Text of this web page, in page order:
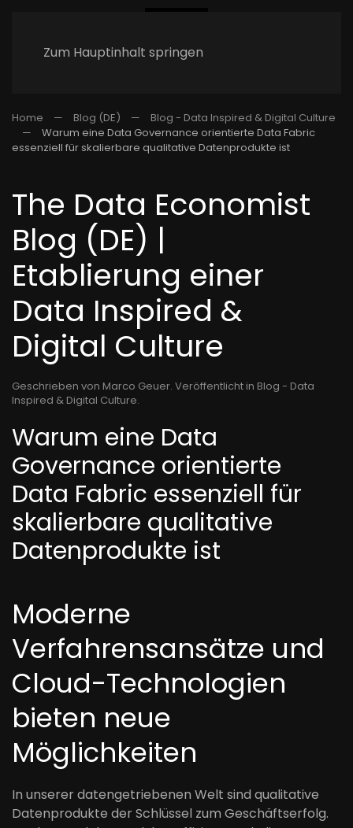
Zum Hauptinhalt springen
Home Blog (DE)
Blog - Data Inspired & Digital Culture
Warum eine Data Governance orientierte Data Fabric
essenziell für skalierbare qualitative Datenprodukte ist
The Data Economist
Blog (DE) |
Etablierung einer
Data Inspired &
Digital Culture
Geschrieben von Marco Geuer. Veröffentlicht in Blog - Data
Inspired & Digital Culture.
Warum eine Data
Governance orientierte
Data Fabric essenziell für
skalierbare qualitative
Datenprodukte ist
Moderne
Verfahrensansätze und
Cloud-Technologien
bieten neue
Möglichkeiten
In unserer datengetriebenen Welt sind qualitative
Datenprodukte der Schlüssel zum Geschäftserfolg.